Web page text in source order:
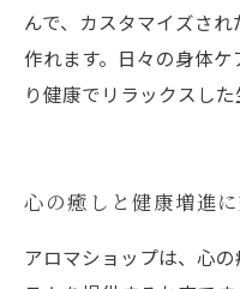
んで、カスタマイズさ
作れます。日々の身体
り健康でリラックスした
心の癒しと健康増進
アロマショップは、心